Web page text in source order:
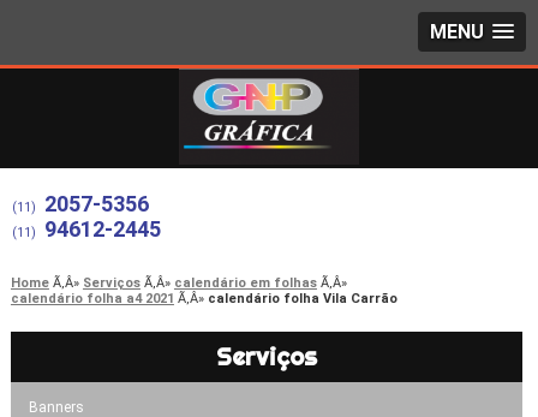
MENU
(11) 2057-5356
(11) 94612-2445
Home Serviços
calendário em folhas
calendário folha a4 2021
calendário folha Vila Carrão
Serviços
Banners